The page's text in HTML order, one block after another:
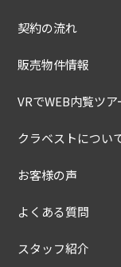
契約の流れ
販売物件情報
VRでWEB内覧ツア
クラベストについ
お客様の声
よくある質問
スタッフ紹介